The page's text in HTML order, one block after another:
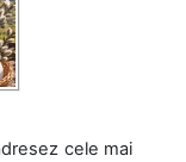
cele mai